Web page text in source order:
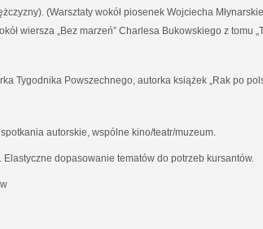
(Warsztaty wokół piosenek Wojciecha
wiersza „Bez marzeń” Charlesa Bukowskiego z tomu
Tygodnika Powszechnego, autorka książek „Rak po
autorskie, wspólne kino/teatr/muzeum.
dopasowanie tematów do potrzeb kursantów.